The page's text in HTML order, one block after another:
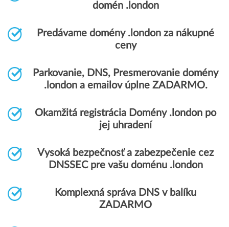
domén .london
Predávame domény .london za nákupné
ceny
Parkovanie, DNS, Presmerovanie domény
.london a emailov úplne ZADARMO.
Okamžitá registrácia Domény .london po
jej uhradení
Vysoká bezpečnosť a zabezpečenie cez
DNSSEC pre vašu doménu .london
Komplexná správa DNS v balíku
ZADARMO